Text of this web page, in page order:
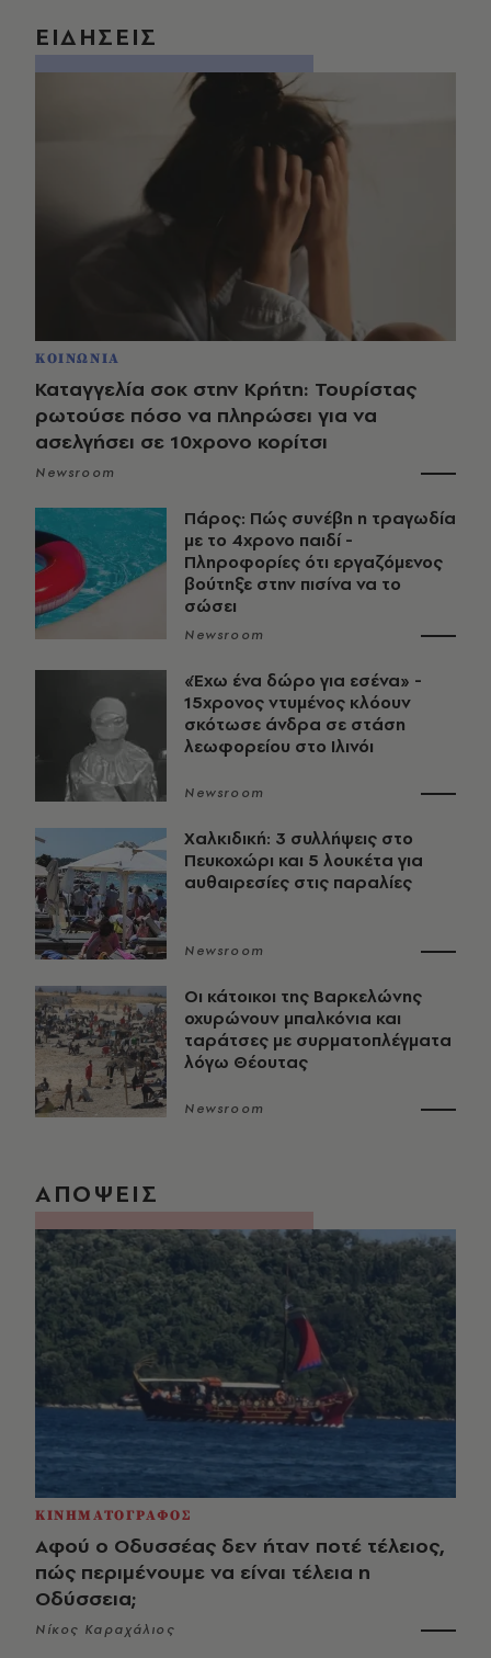
ΕΙΔΗΣΕΙΣ
ΚΟΙΝΩΝΙΑ
Καταγγελία σοκ στην Κρήτη: Τουρίστας
ρωτούσε πόσο να πληρώσει για να
ασελγήσει σε 10χρονο κορίτσι
Newsroom
Πάρος: Πώς συνέβη η τραγωδία
με το 4χρονο παιδί -
Πληροφορίες ότι εργαζόμενος
βούτηξε στην πισίνα να το
σώσει
Newsroom
«Έχω ένα δώρο για εσένα» -
15χρονος ντυμένος κλόουν
σκότωσε άνδρα σε στάση
λεωφορείου στο Ιλινόι
Newsroom
Χαλκιδική: 3 συλλήψεις στο
Πευκοχώρι και 5 λουκέτα για
αυθαιρεσίες στις παραλίες
Newsroom
Οι κάτοικοι της Βαρκελώνης
οχυρώνουν μπαλκόνια και
ταράτσες με συρματοπλέγματα
λόγω Θέουτας
Newsroom
ΑΠΟΨΕΙΣ
ΚΙΝΗΜΑΤΟΓΡΑΦΟΣ
Αφού ο Οδυσσέας δεν ήταν ποτέ τέλειος,
πώς περιμένουμε να είναι τέλεια η
Οδύσσεια;
Νίκος Καραχάλιος